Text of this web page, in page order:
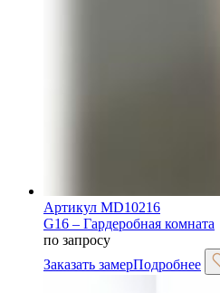
Артикул MD10216
G16 – Гардеробная комната
по запросу
Заказать замерПодробнее